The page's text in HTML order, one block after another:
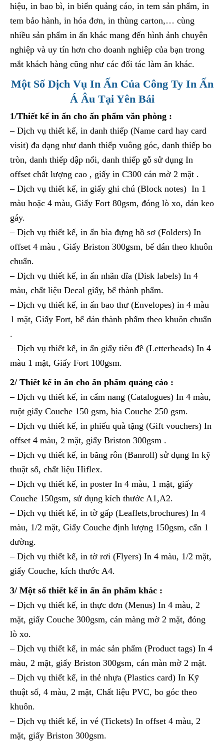
hiệu, in bao bì, in biển quảng cáo, in tem sản phẩm, in
tem bảo hành, in hóa đơn, in thùng carton,… cùng
nhiều sản phẩm in ấn khác mang đến hình ảnh chuyên
nghiệp và uy tín hơn cho doanh nghiệp của bạn trong
mắt khách hàng cũng như các đối tác làm ăn khác.
Một Số Dịch Vụ In Ấn Của Công Ty In Ấn
Á Âu Tại Yên Bái
1/Thiết kế in ấn cho ấn phẩm văn phòng :
– Dịch vụ thiết kế, in danh thiếp (Name card hay card
visit) đa dạng như danh thiếp vuông góc, danh thiếp bo
tròn, danh thiếp dập nổi, danh thiếp gỗ sử dụng In
offset chất lượng cao , giấy in C300 cán mờ 2 mặt .
– Dịch vụ thiết kế, in giấy ghi chú (Block notes) In 1
màu hoặc 4 màu, Giấy Fort 80gsm, đóng lò xo, dán keo
gáy.
– Dịch vụ thiết kế, in ấn bìa đựng hồ sơ (Folders) In
offset 4 màu , Giấy Briston 300gsm, bế dán theo khuôn
chuẩn.
– Dịch vụ thiết kế, in ấn nhãn đĩa (Disk labels) In 4
màu, chất liệu Decal giấy, bế thành phẩm.
– Dịch vụ thiết kế, in ấn bao thư (Envelopes) in 4 màu
1 mặt, Giấy Fort, bế dán thành phẩm theo khuôn chuẩn
.
– Dịch vụ thiết kế, in ấn giấy tiêu đề (Letterheads) In 4
màu 1 mặt, Giấy Fort 100gsm.
2/ Thiết kế in ấn cho ấn phẩm quảng cáo :
– Dịch vụ thiết kế, in cẩm nang (Catalogues) In 4 màu,
ruột giấy Couche 150 gsm, bìa Couche 250 gsm.
– Dịch vụ thiết kế, in phiếu quà tặng (Gift vouchers) In
offset 4 màu, 2 mặt, giấy Briston 300gsm .
– Dịch vụ thiết kế, in băng rôn (Banroll) sử dụng In kỹ
thuật số, chất liệu Hiflex.
– Dịch vụ thiết kế, in poster In 4 màu, 1 mặt, giấy
Couche 150gsm, sử dụng kích thước A1,A2.
– Dịch vụ thiết kế, in tờ gấp (Leaflets,brochures) In 4
màu, 1/2 mặt, Giấy Couche định lượng 150gsm, cấn 1
đường.
– Dịch vụ thiết kế, in tờ rơi (Flyers) In 4 màu, 1/2 mặt,
giấy Couche, kích thước A4.
3/ Một số thiết kế in ấn ấn phẩm khác :
– Dịch vụ thiết kế, in thực đơn (Menus) In 4 màu, 2
mặt, giấy Couche 300gsm, cán màng mờ 2 mặt, đóng
lò xo.
– Dịch vụ thiết kế, in mác sản phẩm (Product tags) In 4
màu, 2 mặt, giấy Briston 300gsm, cán màn mờ 2 mặt.
– Dịch vụ thiết kế, in thẻ nhựa (Plastics card) In Kỹ
thuật số, 4 màu, 2 mặt, Chất liệu PVC, bo góc theo
khuôn.
– Dịch vụ thiết kế, in vé (Tickets) In offset 4 màu, 2
mặt, giấy Briston 300gsm.